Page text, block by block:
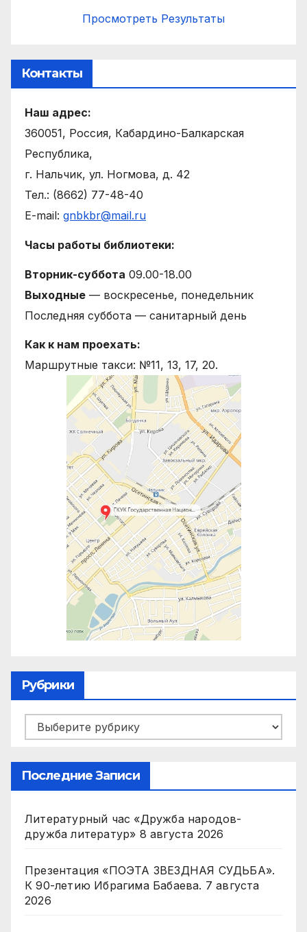
Просмотреть Результаты
Контакты
Наш адрес:
360051, Россия, Кабардино-Балкарская
Республика,
г. Нальчик, ул. Ногмова, д. 42
Тел.: (8662) 77-48-40
E-mail: gnbkbr@mail.ru
Часы работы библиотеки:
Вторник-суббота 09.00-18.00
Выходные — воскресенье, понедельник
Последняя суббота — санитарный день
Как к нам проехать:
Маршрутные такси: №11, 13, 17, 20.
Рубрики
Рубрики
Последние Записи
Литературный час «Дружба народов-
дружба литератур» 8 августа 2026
Презентация «ПОЭТА ЗВЕЗДНАЯ СУДЬБА».
К 90-летию Ибрагима Бабаева. 7 августа
2026